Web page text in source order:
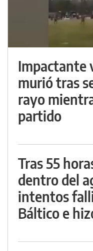
Impactante
murió tras
rayo
partido
Tras 55
dentro del
intentos
Báltico e